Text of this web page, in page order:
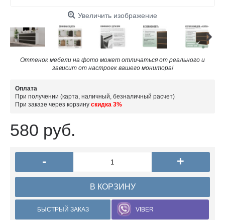
Увеличить изображение
Оттенок мебели на фото может отличаться от реального и
зависит от настроек вашего монитора!
Оплата
При получении (карта, наличный, безналичный расчет)
При заказе через корзину скидка 3%
580 руб.
- +
В КОРЗИНУ
БЫСТРЫЙ ЗАКАЗ VIBER